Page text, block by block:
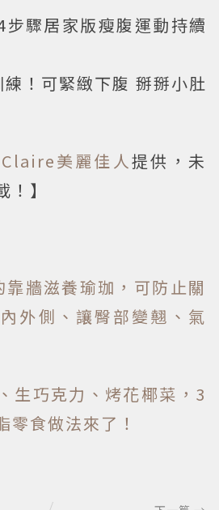
驟居家版瘦腹運動持續
！可緊緻下腹 掰掰小肚
美麗佳人提供，未
】
牆滋養瑜珈，可防止關
外側、讓臀部變翹、氣
生巧克力、烤花椰菜，3
零食做法來了！